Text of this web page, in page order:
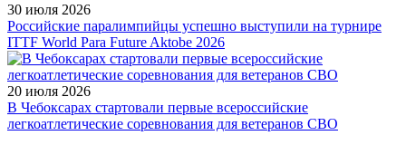
30 июля 2026
Российские паралимпийцы успешно выступили на турнире
ITTF World Para Future Aktobe 2026
20 июля 2026
В Чебоксарах стартовали первые всероссийские
легкоатлетические соревнования для ветеранов СВО